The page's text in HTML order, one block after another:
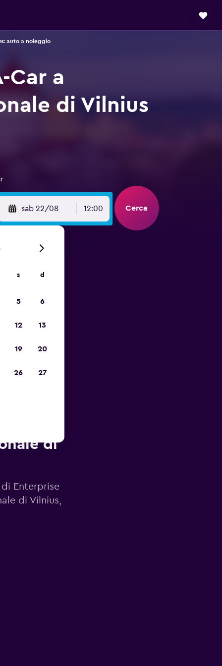
auto a noleggio
Car a
di Vilnius
sab 22/08 12:00 Cerca
di
Enterprise
di Vilnius,
s d
5 6
12 13
19 20
26 27